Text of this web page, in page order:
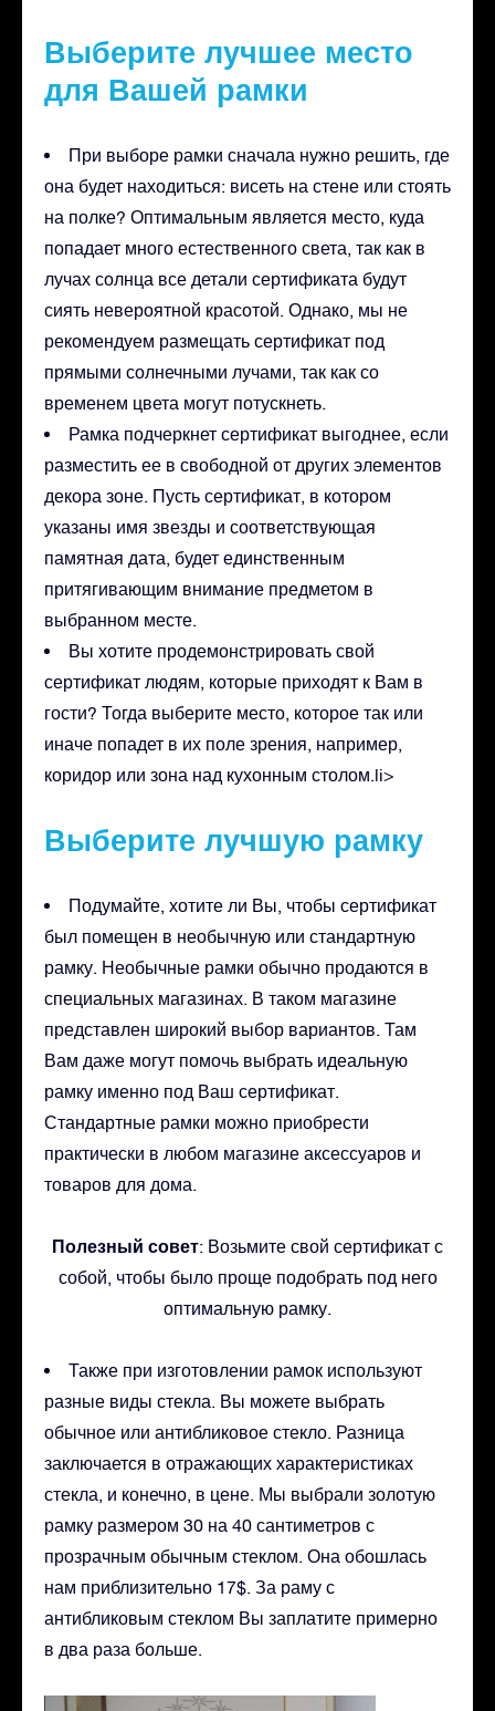
Выберите лучшее место
для Вашей рамки
При выборе рамки сначала нужно решить, где
она будет находиться: висеть на стене или стоять
на полке? Оптимальным является место, куда
попадает много естественного света, так как в
лучах солнца все детали сертификата будут
сиять невероятной красотой. Однако, мы не
рекомендуем размещать сертификат под
прямыми солнечными лучами, так как со
временем цвета могут потускнеть.
Рамка подчеркнет сертификат выгоднее, если
разместить ее в свободной от других элементов
декора зоне. Пусть сертификат, в котором
указаны имя звезды и соответствующая
памятная дата, будет единственным
притягивающим внимание предметом в
выбранном месте.
Вы хотите продемонстрировать свой
сертификат людям, которые приходят к Вам в
гости? Тогда выберите место, которое так или
иначе попадет в их поле зрения, например,
коридор или зона над кухонным столом.li>
Выберите лучшую рамку
Подумайте, хотите ли Вы, чтобы сертификат
был помещен в необычную или стандартную
рамку. Необычные рамки обычно продаются в
специальных магазинах. В таком магазине
представлен широкий выбор вариантов. Там
Вам даже могут помочь выбрать идеальную
рамку именно под Ваш сертификат.
Стандартные рамки можно приобрести
практически в любом магазине аксессуаров и
товаров для дома.
Полезный совет: Возьмите свой сертификат с
собой, чтобы было проще подобрать под него
оптимальную рамку.
Также при изготовлении рамок используют
разные виды стекла. Вы можете выбрать
обычное или антибликовое стекло. Разница
заключается в отражающих характеристиках
стекла, и конечно, в цене. Мы выбрали золотую
рамку размером 30 на 40 сантиметров с
прозрачным обычным стеклом. Она обошлась
нам приблизительно 17$. За раму с
антибликовым стеклом Вы заплатите примерно
в два раза больше.